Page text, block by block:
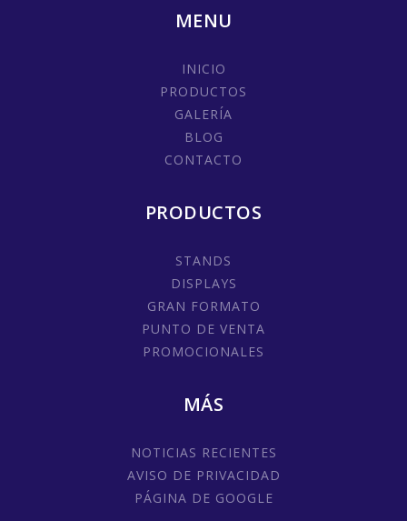
MENU
INICIO
PRODUCTOS
GALERÍA
BLOG
CONTACTO
PRODUCTOS
STANDS
DISPLAYS
GRAN FORMATO
PUNTO DE VENTA
PROMOCIONALES
MÁS
NOTICIAS RECIENTES
AVISO DE PRIVACIDAD
PÁGINA DE GOOGLE